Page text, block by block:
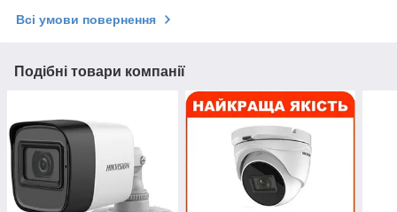
Всі умови повернення
Подібні товари компанії